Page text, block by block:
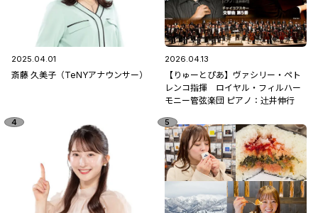
2025.04.01
斎藤 久美子（TeNYアナウンサー）
2026.04.13
【りゅーとぴあ】ヴァシリー・ペト
レンコ指揮 ロイヤル・フィルハー
モニー管弦楽団 ピアノ：辻󠄀井伸行